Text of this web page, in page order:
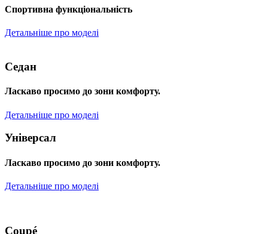
Спортивна функціональність
Детальніше про моделі
Седан
Ласкаво просимо до зони комфорту.
Детальніше про моделі
Універсал
Ласкаво просимо до зони комфорту.
Детальніше про моделі
Coupé